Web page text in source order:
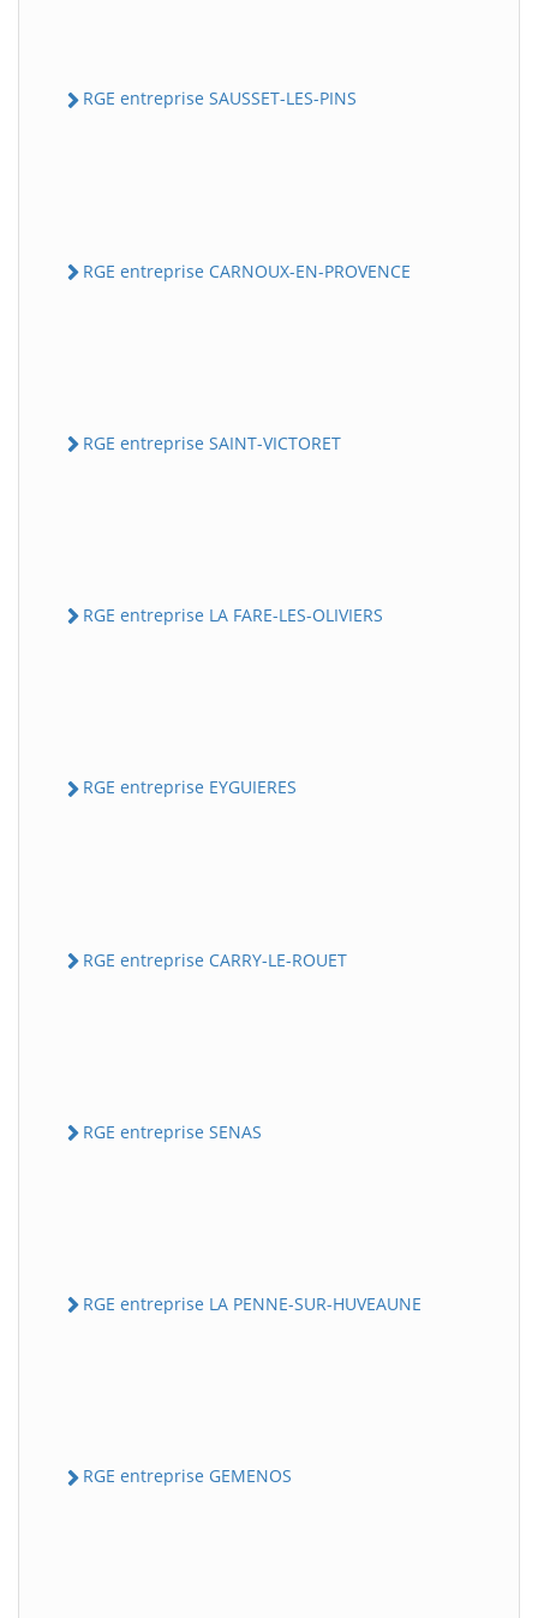
RGE entreprise SAUSSET-LES-PINS
RGE entreprise CARNOUX-EN-PROVENCE
RGE entreprise SAINT-VICTORET
RGE entreprise LA FARE-LES-OLIVIERS
RGE entreprise EYGUIERES
RGE entreprise CARRY-LE-ROUET
RGE entreprise SENAS
RGE entreprise LA PENNE-SUR-HUVEAUNE
RGE entreprise GEMENOS